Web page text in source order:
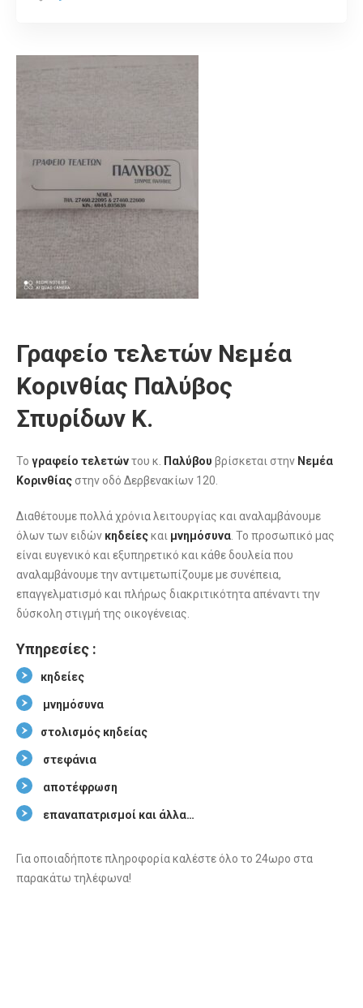
Γραφείο τελετών Νεμέα
Κορινθίας Παλύβος
Σπυρίδων Κ.
Το γραφείο τελετώντου κ. Παλύβου βρίσκεται στην Νεμέα
Κορινθίας στην οδό Δερβενακίων 120.
Διαθέτουμε πολλά χρόνια λειτουργίας και αναλαμβάνουμε
όλων των ειδών κηδείεςκαι μνημόσυνα. Το προσωπικό μας
είναι ευγενικό και εξυπηρετικό και κάθε δουλεία που
αναλαμβάνουμε την αντιμετωπίζουμε με συνέπεια,
επαγγελματισμό και πλήρως διακριτικότητα απέναντι την
δύσκολη στιγμή της οικογένειας.
Υπηρεσίες :
κηδείες
μνημόσυνα
στολισμός κηδείας
στεφάνια
αποτέφρωση
επαναπατρισμοί και άλλα…
Για οποιαδήποτε πληροφορία καλέστε όλο το 24ωρο στα
παρακάτω τηλέφωνα!